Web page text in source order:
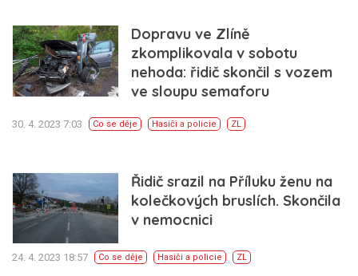
Dopravu ve Zlíně
zkomplikovala v sobotu
nehoda: řidič skončil s vozem
ve sloupu semaforu
30. 4. 2023 7:03 Co se děje Hasiči a policie ZL
Řidič srazil na Příluku ženu na
kolečkových bruslích. Skončila
v nemocnici
24. 4. 2023 18:57 Co se děje Hasiči a policie ZL